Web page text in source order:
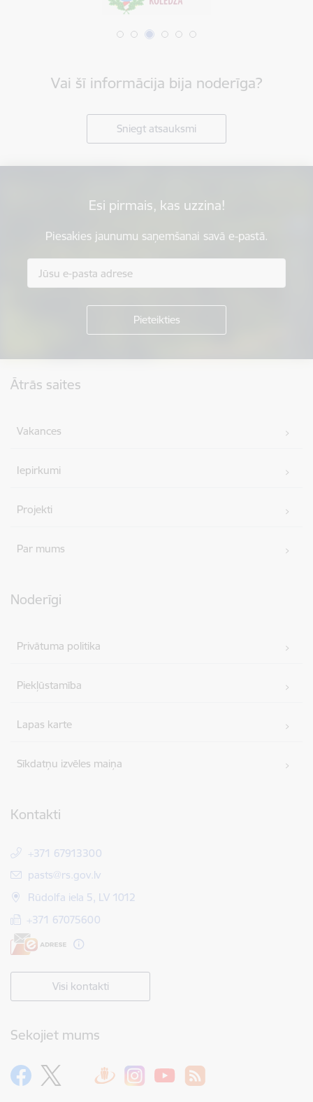
Vai šī informācija bija noderīga?
Sniegt atsauksmi
Esi pirmais, kas uzzina!
Piesakies jaunumu saņemšanai savā e-pastā.
Ātrās saites
Vakances
Iepirkumi
Projekti
Par mums
Noderīgi
Privātuma politika
Piekļūstamība
Lapas karte
Sīkdatņu izvēles maiņa
Kontakti
+371 67913300
E-pasts:
pasts@rs.gov.lv
Rūdolfa iela 5, LV 1012
+371 67075600
Visi kontakti
Sekojiet mums